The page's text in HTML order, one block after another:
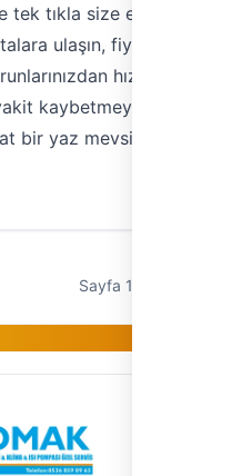
tıkla size en
ulaşın, fiyat
hızla
kaybetmeyin,
bir yaz mevsiminin
Sayfa 1 / 1 (4 usta)